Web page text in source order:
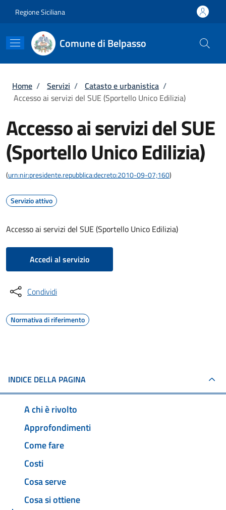
Regione Siciliana
Comune di Belpasso
Briciole di pane
Home / Servizi / Catasto e urbanistica /
Accesso ai servizi del SUE (Sportello Unico Edilizia)
Accesso ai servizi del SUE
(Sportello Unico Edilizia)
(urn:nir:presidente.repubblica:decreto:2010-09-07;160)
Servizio attivo
Accesso ai servizi del SUE (Sportello Unico Edilizia)
Accedi al servizio
Condividi
Normativa di riferimento
INDICE DELLA PAGINA
A chi è rivolto
Approfondimenti
Come fare
Costi
Cosa serve
Cosa si ottiene